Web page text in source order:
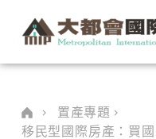
置產專題
移民型國際房產：買